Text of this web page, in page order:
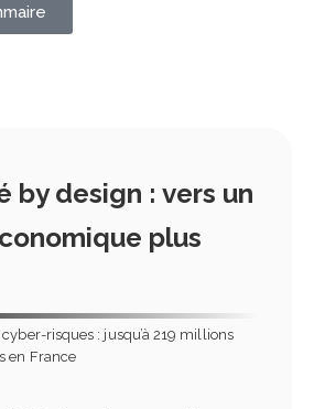
by design : vers un
plus
risques : jusqu’à 219 millions
en France